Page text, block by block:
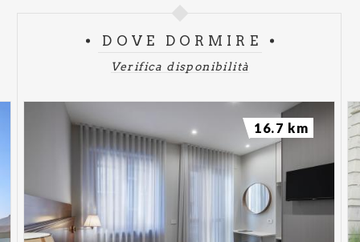
DOVE DORMIRE
Verifica disponibilità
16.7 km